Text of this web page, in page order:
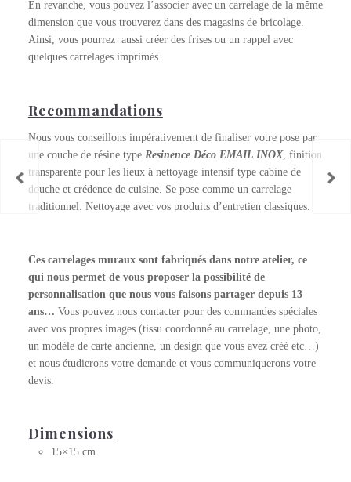
En revanche, vous pouvez l’associer avec un carrelage de la même
dimension que vous trouverez dans des magasins de bricolage.
Ainsi, vous pourrez aussi créer des frises ou un rappel avec
quelques carrelages imprimés.
Recommandations
Nous vous conseillons impérativement de finaliser votre pose par
une couche de résine type Resinence Déco EMAIL INOX, finition
transparente pour les lieux à nettoyage intensif type cabine de
douche et crédence de cuisine. Se pose comme un carrelage
traditionnel. Nettoyage avec vos produits d’entretien classiques.
Ces carrelages muraux sont fabriqués dans notre atelier, ce
qui nous permet de vous proposer la possibilité de
personnalisation que nous vous faisons partager depuis 13
ans… Vous pouvez nous contacter pour des commandes spéciales
avec vos propres images (tissu coordonné au carrelage, une photo,
un modèle de carte ancienne, un design que vous avez créé etc…)
et nous étudierons votre demande et vous communiquerons votre
devis.
Dimensions
15×15 cm